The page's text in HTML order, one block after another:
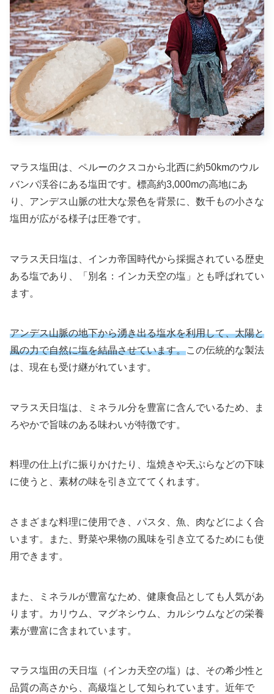
マラス塩田は、ペルーのクスコから北西に約50kmのウル
バンバ渓谷にある塩田です。標高約3,000mの高地にあ
り、アンデス山脈の壮大な景色を背景に、数千もの小さな
塩田が広がる様子は圧巻です。
マラス天日塩は、インカ帝国時代から採掘されている歴史
ある塩であり、「別名：インカ天空の塩」とも呼ばれてい
ます。
アンデス山脈の地下から湧き出る塩水を利用して、太陽と
風の力で自然に塩を結晶させています。この伝統的な製法
は、現在も受け継がれています。
マラス天日塩は、ミネラル分を豊富に含んでいるため、ま
ろやかで旨味のある味わいが特徴です。
料理の仕上げに振りかけたり、塩焼きや天ぷらなどの下味
に使うと、素材の味を引き立ててくれます。
さまざまな料理に使用でき、パスタ、魚、肉などによく合
います。また、野菜や果物の風味を引き立てるためにも使
用できます。
また、ミネラルが豊富なため、健康食品としても人気があ
ります。カリウム、マグネシウム、カルシウムなどの栄養
素が豊富に含まれています。
マラス塩田の天日塩（インカ天空の塩）は、その希少性と
品質の高さから、高級塩として知られています。近年で